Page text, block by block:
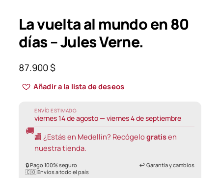
La vuelta al mundo en 80
días – Jules Verne.
87.900$
Añadir a la lista de deseos
🚚
ENVÍO ESTIMADO:
viernes 14 de agosto — viernes 4 de septiembre
🏬 ¿Estás en Medellín? Recógelo gratisen
nuestra tienda.
🔒 Pago 100% seguro
↩️ Garantía y cambios
🇨🇴 Envíos a todo el país